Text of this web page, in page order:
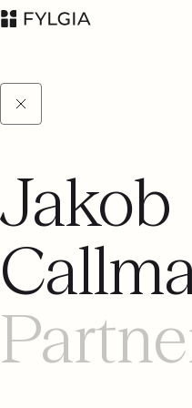
Advokatfirman Fylgia
Besöksadress:
Nybrogatan 11,
Postadress: Box
55555, 102 04
Jakob